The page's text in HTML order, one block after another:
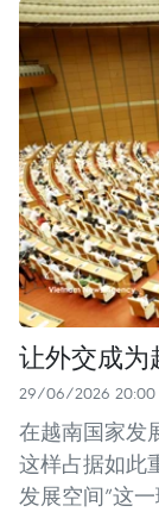
让外交成为
29/06/2026 20:00
在越南国家发
这样占据如此
发展空间”这